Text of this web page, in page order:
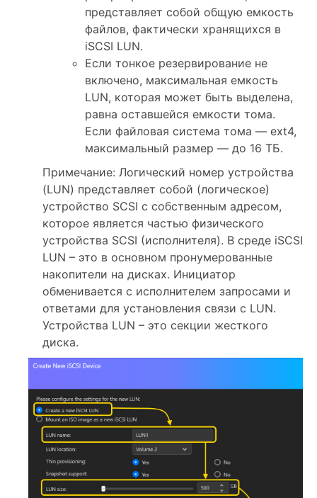
представляет собой общую емкость
файлов, фактически хранящихся в
iSCSI LUN.
Если тонкое резервирование не
включено, максимальная емкость
LUN, которая может быть выделена,
равна оставшейся емкости тома.
Если файловая система тома — ext4,
максимальный размер — до 16 ТБ.
Примечание: Логический номер устройства
(LUN) представляет собой (логическое)
устройство SCSI с собственным адресом,
которое является частью физического
устройства SCSI (исполнителя). В среде iSCSI
LUN – это в основном пронумерованные
накопители на дисках. Инициатор
обменивается с исполнителем запросами и
ответами для установления связи с LUN.
Устройства LUN – это секции жесткого
диска.